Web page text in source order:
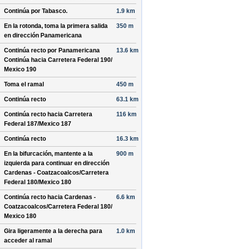
Continúa por Tabasco. 1.9 km
En la rotonda, toma la primera salida
en dirección Panamericana
350 m
Continúa recto por Panamericana
Continúa hacia Carretera Federal 190/
Mexico 190
13.6 km
Toma el ramal 450 m
Continúa recto 63.1 km
Continúa recto hacia Carretera
Federal 187/Mexico 187
116 km
Continúa recto 16.3 km
En la bifurcación, mantente a la
izquierda para continuar en dirección
Cardenas - Coatzacoalcos/Carretera
Federal 180/Mexico 180
900 m
Continúa recto hacia Cardenas -
Coatzacoalcos/Carretera Federal 180/
Mexico 180
6.6 km
Gira ligeramente a la derecha para
acceder al ramal
1.0 km